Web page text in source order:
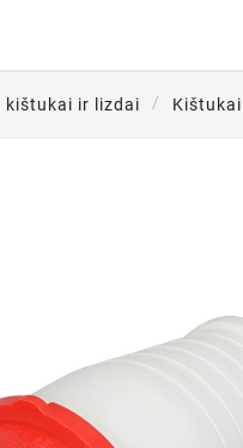
kištukai ir lizdai Kištukai